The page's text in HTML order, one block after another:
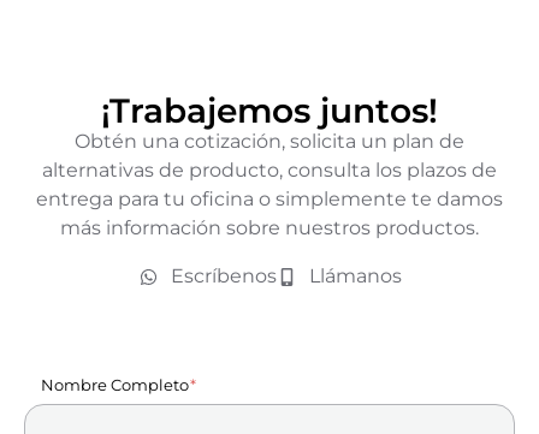
¡Trabajemos juntos!
Obtén una cotización, solicita un plan de
alternativas de producto, consulta los plazos de
entrega para tu oficina o simplemente te damos
más información sobre nuestros productos.
Escríbenos Llámanos
Nombre Completo